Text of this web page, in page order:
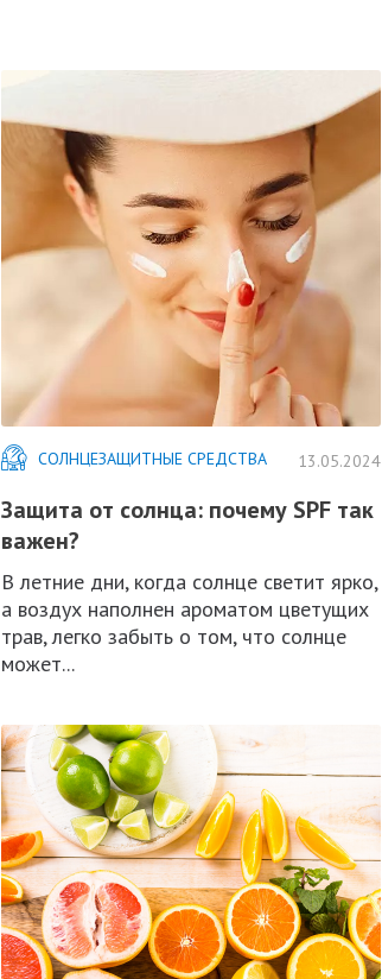
СОЛНЦЕЗАЩИТНЫЕ СРЕДСТВА 13.05.2024
Защита от солнца: почему SPF так
важен?
В летние дни, когда солнце светит ярко,
а воздух наполнен ароматом цветущих
трав, легко забыть о том, что солнце
может...